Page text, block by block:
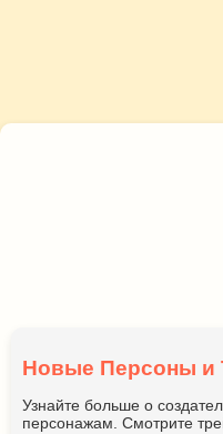
Новые Персоны и
Узнайте больше о
персонажам. Смотрите